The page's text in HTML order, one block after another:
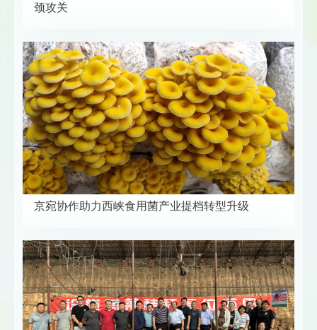
颈攻关
京宛协作助力西峡食用菌产业提档转型升级